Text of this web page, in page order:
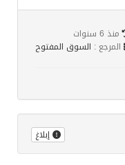
منذ 6 سنوات
المرجع : السوق المفتوح
إبلاغ